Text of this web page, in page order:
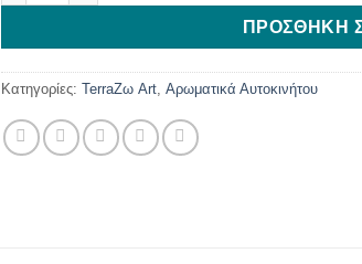
ΠΡΟΣΘΉΚΗ
Κατηγορίες: TerraΖω Art Αρωματικά Αυτοκινήτου